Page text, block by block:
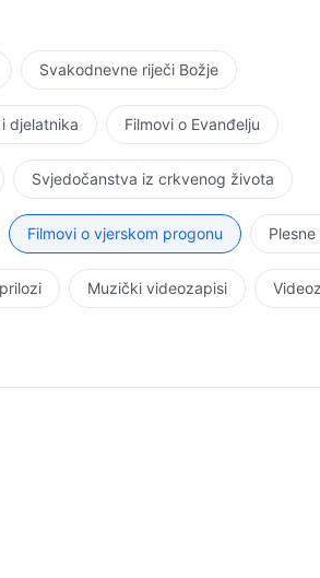
Svakodnevne riječi Božje
djelatnika Filmovi o Evanđelju
Svjedočanstva iz crkvenog života
Filmovi o vjerskom progonu
Muzički videozapisi